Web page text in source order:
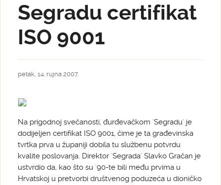
Segradu certifikat
ISO 9001
petak, 14. rujna 2007.
Na prigodnoj svečanosti, đurđevačkom 'Segradu' je
dodijeljen certifikat ISO 9001, čime je ta građevinska
tvrtka prva u županiji dobila tu službenu potvrdu
kvalite poslovanja. Direktor 'Segrada' Slavko Gračan je
ustvrdio da, kao što su '90-te bili među prvima u
Hrvatskoj u pretvorbi društvenog poduzeća u dioničko